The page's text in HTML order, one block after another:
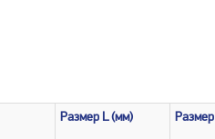
Размер L (мм) Размер